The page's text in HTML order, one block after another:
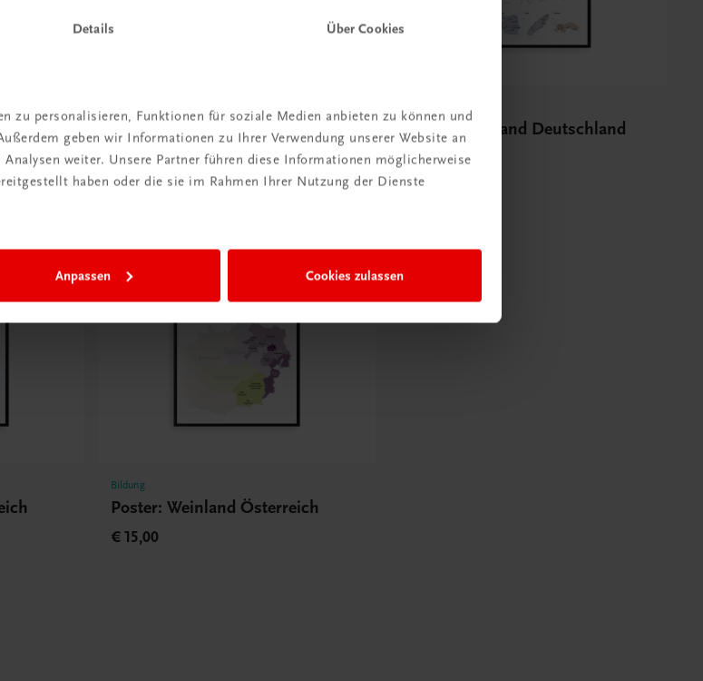
Details Über Cookies
zu personalisieren, Funktionen für soziale Medien anbieten zu können und
geben wir Informationen zu Ihrer Verwendung unserer Website an
weiter. Unsere Partner führen diese Informationen möglicherweise
haben oder die sie im Rahmen Ihrer Nutzung der Dienste
Anpassen Cookies zulassen
Poster: Spitzenweinbaugebiete in
Frankreich. Bordeaux, Burgund
€ 15,00
Poster: Weinland Deutschland
€ 15,00
Bildung
Poster: Weinland Österreich
€ 15,00